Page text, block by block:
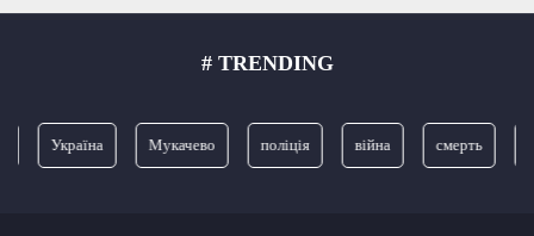
# TRENDING
Україна Мукачево поліція війна смерть